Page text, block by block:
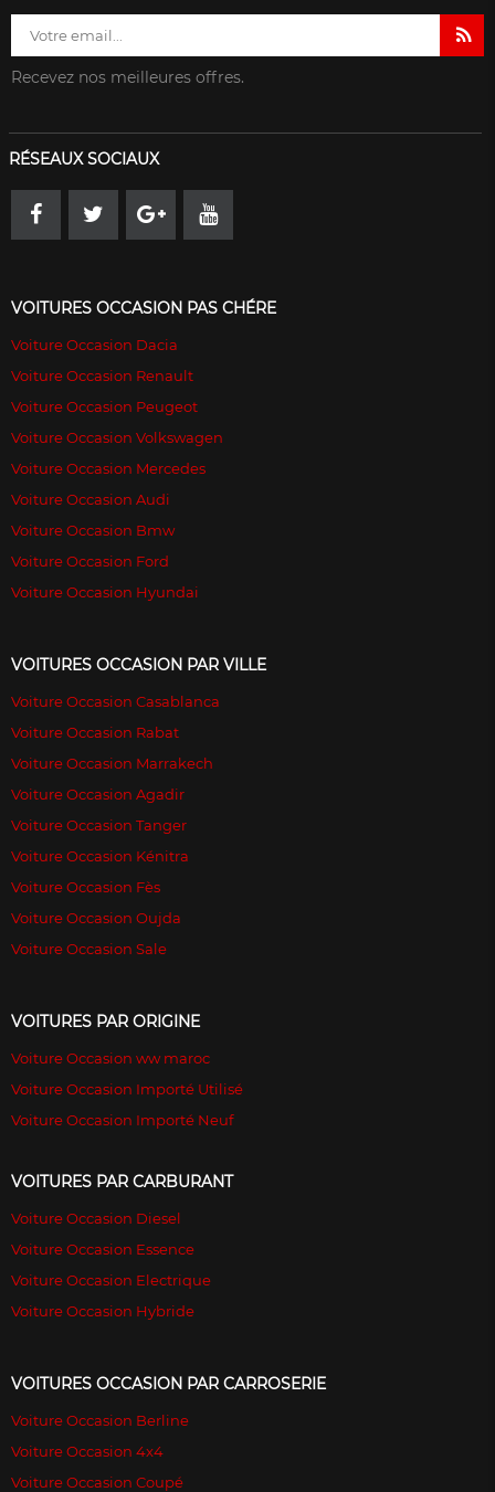
Recevez nos meilleures offres.
RÉSEAUX SOCIAUX
VOITURES OCCASION PAS CHÉRE
Voiture Occasion Dacia
Voiture Occasion Renault
Voiture Occasion Peugeot
Voiture Occasion Volkswagen
Voiture Occasion Mercedes
Voiture Occasion Audi
Voiture Occasion Bmw
Voiture Occasion Ford
Voiture Occasion Hyundai
VOITURES OCCASION PAR VILLE
Voiture Occasion Casablanca
Voiture Occasion Rabat
Voiture Occasion Marrakech
Voiture Occasion Agadir
Voiture Occasion Tanger
Voiture Occasion Kénitra
Voiture Occasion Fès
Voiture Occasion Oujda
Voiture Occasion Sale
VOITURES PAR ORIGINE
Voiture Occasion ww maroc
Voiture Occasion Importé Utilisé
Voiture Occasion Importé Neuf
VOITURES PAR CARBURANT
Voiture Occasion Diesel
Voiture Occasion Essence
Voiture Occasion Electrique
Voiture Occasion Hybride
VOITURES OCCASION PAR CARROSERIE
Voiture Occasion Berline
Voiture Occasion 4x4
Voiture Occasion Coupé